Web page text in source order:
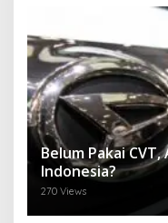
Belum Pakai
Indonesia?
270 Views